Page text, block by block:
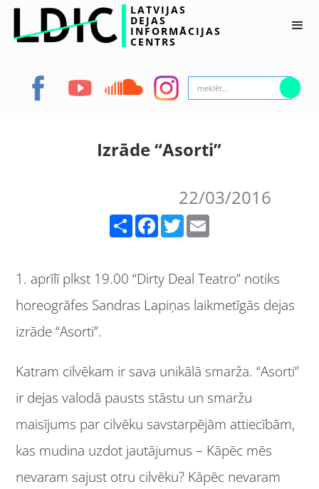
LATVIJAS
DEJAS
INFORMĀCIJAS
CENTRS
Izrāde “Asorti”
22/03/2016
Facebook Twitter
1. aprīlī plkst 19.00 “Dirty Deal Teatro” notiks
horeogrāfes Sandras Lapiņas laikmetīgās dejas
izrāde “Asorti”.
Katram cilvēkam ir sava unikālā smarža. “Asorti”
ir dejas valodā pausts stāstu un smaržu
maisījums par cilvēku savstarpējām attiecībām,
kas mudina uzdot jautājumus – Kāpēc mēs
nevaram sajust otru cilvēku? Kāpēc nevaram